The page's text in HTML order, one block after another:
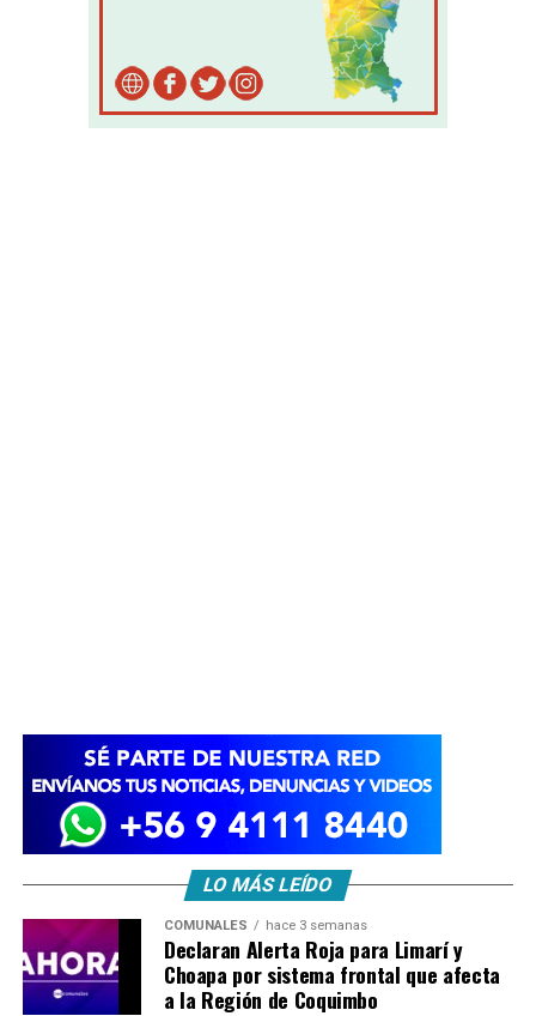
LO MÁS LEÍDO
COMUNALES hace 3 semanas
Declaran Alerta Roja para Limarí y
Choapa por sistema frontal que afecta
a la Región de Coquimbo